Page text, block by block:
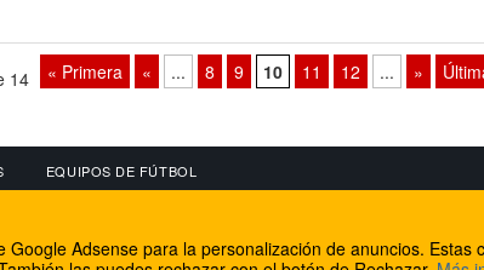
14 « Primera « ... 8 9 10 11 12 ... »
EQUIPOS DE FÚTBOL
Facebook
Internet Rural
Adsense para la personalización de anuncios.